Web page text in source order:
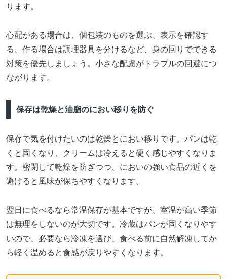
ります。
心配がある場合は、個包装のものを選ぶ、表示を確認す
る、作る場合は調理器具を分けるなど、身の回りでできる
対策を優先しましょう。小さな配慮がトラブルの回避につ
ながります。
保存は乾燥と油脂のにおい移りを防ぐ
保存で気を付けたいのは乾燥とにおい移りです。パンは乾
くと固くなり、クリームは冷えると硬く感じやすくなりま
す。密閉して乾燥を防ぎつつ、においの強い食品の近くを
避けると風味が保ちやすくなります。
翌日に食べるなら常温保存が基本ですが、室温が高い季節
は無理をしないのが大切です。冷蔵はパンが固くなりやす
いので、必要なら冷凍を選び、食べる前に自然解凍してか
ら軽く温めると食感が戻りやすくなります。